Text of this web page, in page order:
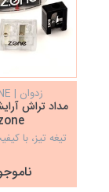
زدوان | Z.ONE
مداد تراش
تیغه تیز، با